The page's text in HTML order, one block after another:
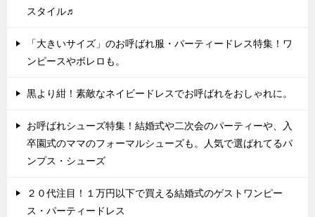
スタイル♬
「大きいサイズ」のお呼ばれ服・パーティードレス特集！ワ
ンピースやボレロも。
黒より紺！素敵なネイビードレスでお呼ばれをおしゃれに。
お呼ばれシューズ特集！結婚式や二次会のパーティーや、入
卒園式のママのフォーマルシューズも。人気で選ばれてるパ
ンプス・シューズ
２０代注目！１万円以下で買える結婚式のゲストワンピー
ス・パーティードレス